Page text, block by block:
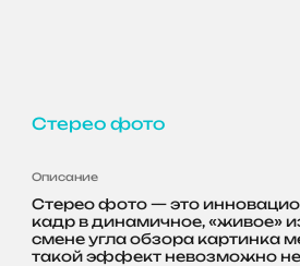
Стерео фото
Описание
Стерео фото — это
кадр в динамичное, «живое»
смене угла обзора картинка
такой эффект невозможно не